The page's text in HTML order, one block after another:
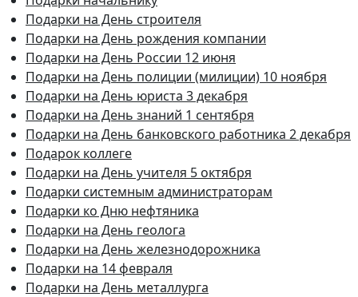
Подарки на День строителя
Подарки на День рождения компании
Подарки на День России 12 июня
Подарки на День полиции (милиции) 10 ноября
Подарки на День юриста 3 декабря
Подарки на День знаний 1 сентября
Подарки на День банковского работника 2 декабря
Подарок коллеге
Подарки на День учителя 5 октября
Подарки системным администраторам
Подарки ко Дню нефтяника
Подарки на День геолога
Подарки на День железнодорожника
Подарки на 14 февраля
Подарки на День металлурга